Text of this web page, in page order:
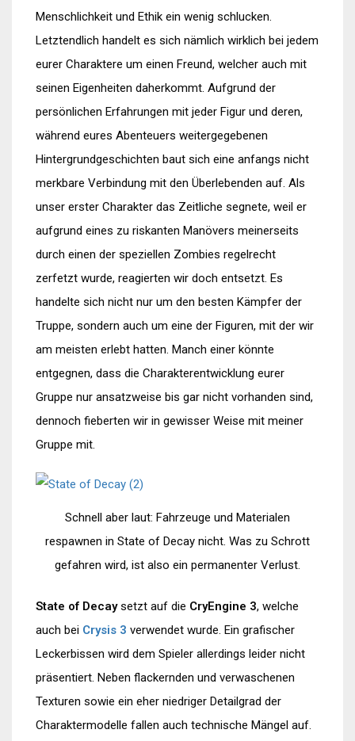
Menschlichkeit und Ethik ein wenig schlucken.
Letztendlich handelt es sich nämlich wirklich bei jedem
eurer Charaktere um einen Freund, welcher auch mit
seinen Eigenheiten daherkommt. Aufgrund der
persönlichen Erfahrungen mit jeder Figur und deren,
während eures Abenteuers weitergegebenen
Hintergrundgeschichten baut sich eine anfangs nicht
merkbare Verbindung mit den Überlebenden auf. Als
unser erster Charakter das Zeitliche segnete, weil er
aufgrund eines zu riskanten Manövers meinerseits
durch einen der speziellen Zombies regelrecht
zerfetzt wurde, reagierten wir doch entsetzt. Es
handelte sich nicht nur um den besten Kämpfer der
Truppe, sondern auch um eine der Figuren, mit der wir
am meisten erlebt hatten. Manch einer könnte
entgegnen, dass die Charakterentwicklung eurer
Gruppe nur ansatzweise bis gar nicht vorhanden sind,
dennoch fieberten wir in gewisser Weise mit meiner
Gruppe mit.
Schnell aber laut: Fahrzeuge und Materialen
respawnen in State of Decay nicht. Was zu Schrott
gefahren wird, ist also ein permanenter Verlust.
State of Decaysetzt auf die CryEngine 3, welche
auch bei Crysis 3 verwendet wurde. Ein grafischer
Leckerbissen wird dem Spieler allerdings leider nicht
präsentiert. Neben flackernden und verwaschenen
Texturen sowie ein eher niedriger Detailgrad der
Charaktermodelle fallen auch technische Mängel auf.